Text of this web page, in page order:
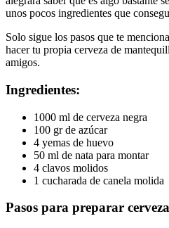
unos pocos ingredientes que
Solo sigue los pasos que te
hacer tu propia cerveza de
amigos.
Ingredientes:
1000 ml de cerveza negra
100 gr de azúcar
4 yemas de huevo
50 ml de nata para montar
4 clavos molidos
1 cucharada de canela molida
Pasos para preparar